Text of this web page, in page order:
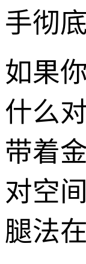
手彻
如果
什么
带着
对空
腿法